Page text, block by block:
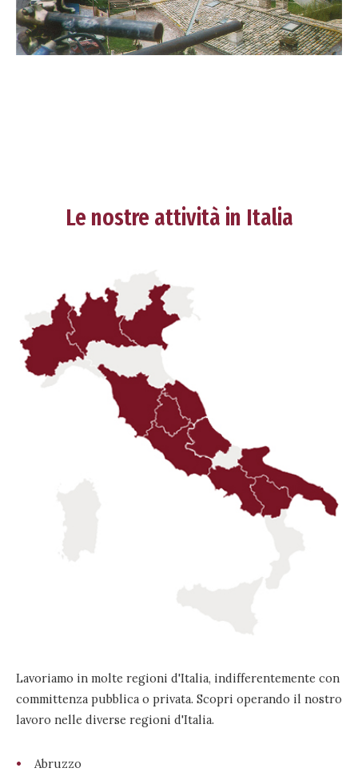
Le nostre attività in Italia
Lavoriamo in molte regioni d'Italia, indifferentemente con
committenza pubblica o privata. Scopri operando il nostro
lavoro nelle diverse regioni d'Italia.
Abruzzo